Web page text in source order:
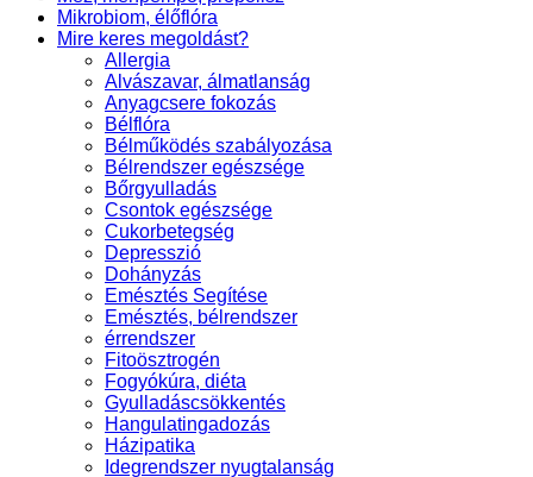
Mikrobiom, élőflóra
Mire keres megoldást?
Allergia
Alvászavar, álmatlanság
Anyagcsere fokozás
Bélflóra
Bélműködés szabályozása
Bélrendszer egészsége
Bőrgyulladás
Csontok egészsége
Cukorbetegség
Depresszió
Dohányzás
Emésztés Segítése
Emésztés, bélrendszer
érrendszer
Fitoösztrogén
Fogyókúra, diéta
Gyulladáscsökkentés
Hangulatingadozás
Házipatika
Idegrendszer nyugtalanság